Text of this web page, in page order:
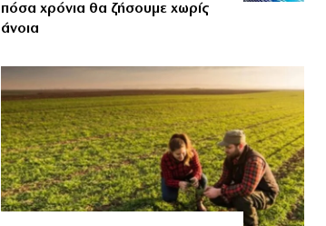
πόσα χρόνια θα ζήσουμε χωρίς
άνοια